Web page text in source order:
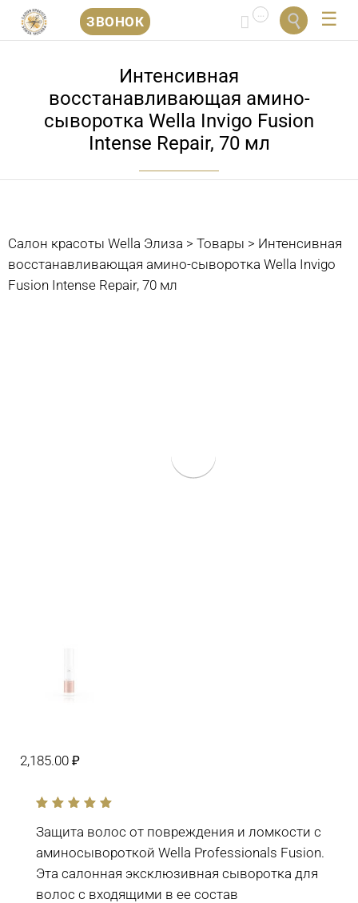
ЗВОНОК  
содержанию
Интенсивная
восстанавливающая амино-
сыворотка Wella Invigo Fusion
Intense Repair, 70 мл
Салон красоты Wella Элиза > Товары > Интенсивная
восстанавливающая амино-сыворотка Wella Invigo
Fusion Intense Repair, 70 мл
2,185.00 ₽
of
Защита волос от повреждения и ломкости с
аминосывороткой Wella Professionals Fusion.
Эта салонная эксклюзивная сыворотка для
волос с входящими в ее состав